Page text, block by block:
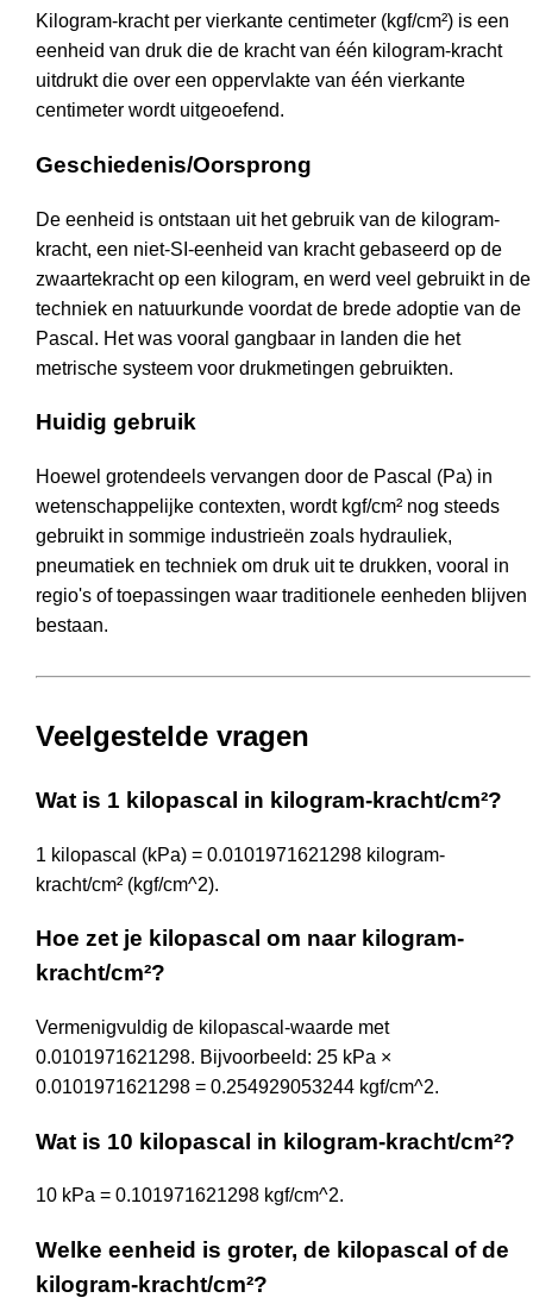
Kilogram-kracht per vierkante centimeter (kgf/cm²) is een
eenheid van druk die de kracht van één kilogram-kracht
uitdrukt die over een oppervlakte van één vierkante
centimeter wordt uitgeoefend.
Geschiedenis/Oorsprong
De eenheid is ontstaan uit het gebruik van de kilogram-
kracht, een niet-SI-eenheid van kracht gebaseerd op de
zwaartekracht op een kilogram, en werd veel gebruikt in de
techniek en natuurkunde voordat de brede adoptie van de
Pascal. Het was vooral gangbaar in landen die het
metrische systeem voor drukmetingen gebruikten.
Huidig gebruik
Hoewel grotendeels vervangen door de Pascal (Pa) in
wetenschappelijke contexten, wordt kgf/cm² nog steeds
gebruikt in sommige industrieën zoals hydrauliek,
pneumatiek en techniek om druk uit te drukken, vooral in
regio's of toepassingen waar traditionele eenheden blijven
bestaan.
Veelgestelde vragen
Wat is 1 kilopascal in kilogram-kracht/cm²?
1 kilopascal (kPa) = 0.0101971621298 kilogram-
kracht/cm² (kgf/cm^2).
Hoe zet je kilopascal om naar kilogram-
kracht/cm²?
Vermenigvuldig de kilopascal-waarde met
0.0101971621298. Bijvoorbeeld: 25 kPa ×
0.0101971621298 = 0.254929053244 kgf/cm^2.
Wat is 10 kilopascal in kilogram-kracht/cm²?
10 kPa = 0.101971621298 kgf/cm^2.
Welke eenheid is groter, de kilopascal of de
kilogram-kracht/cm²?